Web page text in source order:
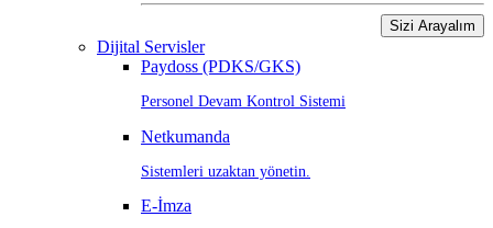
Sizi Arayalım
Dijital Servisler
Paydoss (PDKS/GKS)
Personel Devam Kontrol Sistemi
Netkumanda
Sistemleri uzaktan yönetin.
E-İmza